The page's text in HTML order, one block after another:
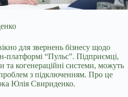
для звернень бізнесу щодо
платформі “Пульс”. Підприємці,
та когенераційні системи, можуть
з підключенням. Про це
Юлія Свириденко.